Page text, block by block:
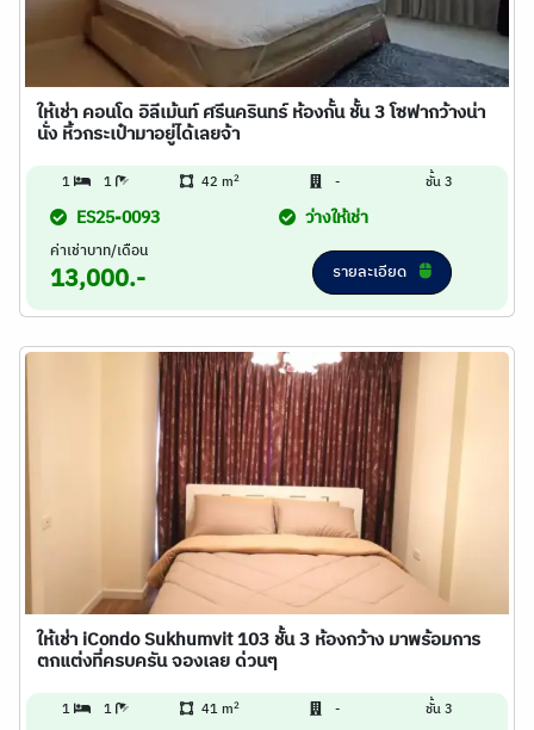
ให้เช่า คอนโด อิลีเม้นท์ ศรีนครินทร์ ห้องกั้น ชั้น 3 โซฟากว้างน่า
นั่ง หิ้วกระเป๋ามาอยู่ได้เลยจ้า
1 1 42 m2 - ชั้น 3
ES25-0093 ว่างให้เช่า
ค่าเช่าบาท/เดือน
13,000.- รายละเอียด
ให้เช่า iCondo Sukhumvit 103 ชั้น 3 ห้องกว้าง มาพร้อมการ
ตกแต่งที่ครบครัน จองเลย ด่วนๆ
1 1 41 m2 - ชั้น 3